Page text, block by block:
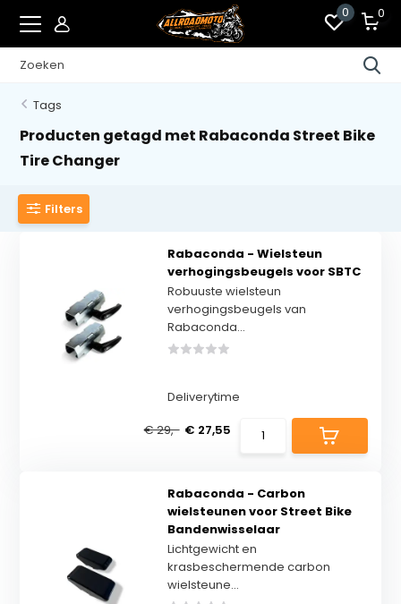
0 0
Tags
Producten getagd met Rabaconda Street Bike
Tire Changer
Filters
Rabaconda - Wielsteun
verhogingsbeugels voor SBTC
Robuuste wielsteun
verhogingsbeugels van
Rabaconda...
Deliverytime
€ 29,- € 27,55
Rabaconda - Carbon
wielsteunen voor Street Bike
Bandenwisselaar
Lichtgewicht en
krasbeschermende carbon
wielsteune...